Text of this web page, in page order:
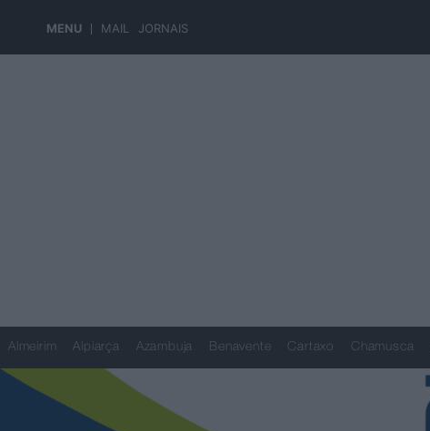
MENU MAIL JORNAIS
Almeirim Alpiarça Azambuja Benavente Cartaxo Chamusca